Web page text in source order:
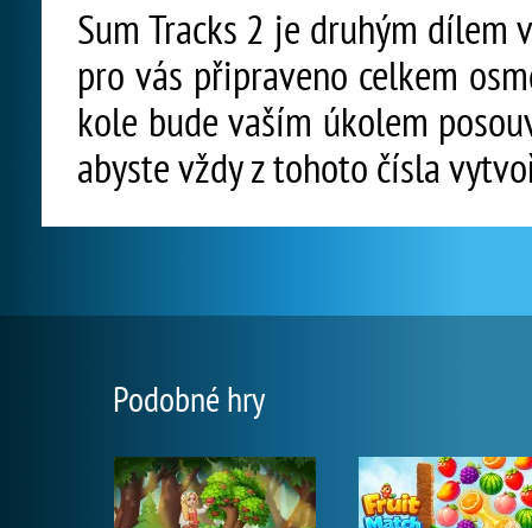
Sum Tracks 2 je druhým
pro vás připraveno celkem
kole bude vaším úkolem
abyste vždy z tohoto čísla
Podobné hry